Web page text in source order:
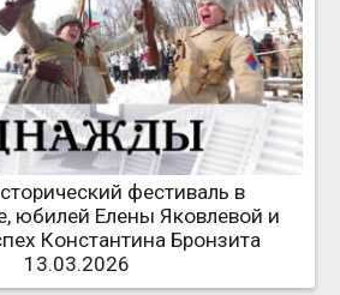
фестиваль в
юбилей Елены Яковлевой и
Константина Бронзита
13.03.2026